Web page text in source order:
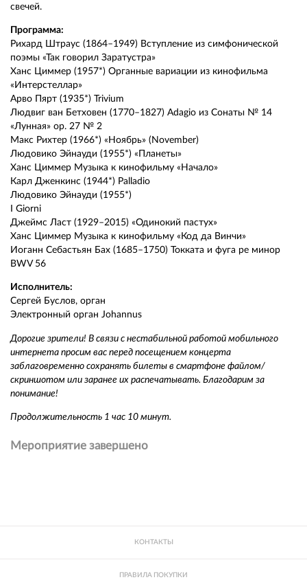
свечей.
Программа:
Рихард Штраус (1864–1949) Вступление из симфонической
поэмы «Так говорил Заратустра»
Ханс Циммер (1957*) Органные вариации из кинофильма
«Интерстеллар»
Арво Пярт (1935*) Trivium
Людвиг ван Бетховен (1770–1827) Adagio из Сонаты № 14
«Лунная» op. 27 № 2
Макс Рихтер (1966*) «Ноябрь» (November)
Людовико Эйнауди (1955*) «Планеты»
Ханс Циммер Музыка к кинофильму «Начало»
Карл Дженкинс (1944*) Palladio
Людовико Эйнауди (1955*)
I Giorni
Джеймс Ласт (1929–2015) «Одинокий пастух»
Ханс Циммер Музыка к кинофильму «Код да Винчи»
Иоганн Себастьян Бах (1685–1750) Токката и фуга ре минор
BWV 56
Исполнитель:
Сергей Буслов, орган
Электронный орган Johannus
Дорогие зрители! В связи с нестабильной работой мобильного
интернета просим вас перед посещением концерта
заблаговременно сохранять билеты в смартфоне файлом/
скриншотом или заранее их распечатывать. Благодарим за
понимание!
Продолжительность 1 час 10 минут.
Мероприятие завершено
КОНТАКТЫ
ПРАВИЛА ПОКУПКИ